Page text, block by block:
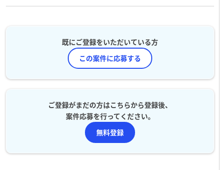
既にご登録をいただいている方
この案件に応募する
ご登録がまだの方はこちらから登録後、
案件応募を行ってください。
無料登録